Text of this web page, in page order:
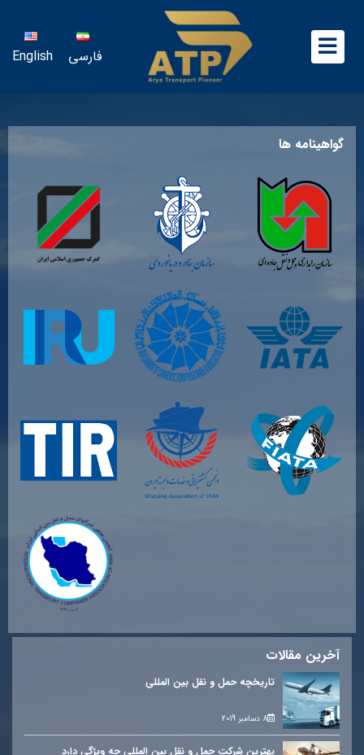
فارسی English
گواهینامه ها
آخرین مقالات
تاریخچه حمل و نقل بین المللی
8 دسامبر 2019
بهترین شرکت حمل و نقل بین المللی چه ویژگی دارد